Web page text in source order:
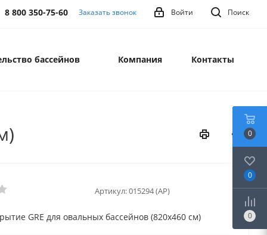
Поиск
Войти
8 800 350-75-60 Заказать звонок
бассейнов Компания Контакты
Артикул:015294 (AP)
GRE для овальных бассейнов (820х460 см)
0
0
0